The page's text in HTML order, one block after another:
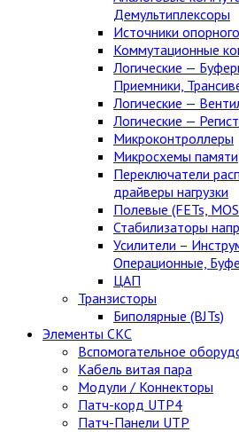
Демультиплексоры
Источники
Коммутационные
Логические —
Приемники,
Логические —
Логические —
Микроконтроллеры
Микросхемы памяти
Переключатели
драйверы нагрузки
Полевые (FETs,
Стабилизаторы
Усилители –
Операционные,
ЦАП
Транзисторы
Биполярные (BJTs)
Элементы СКС
Вспомогательное
Кабель витая пара
Модули / Коннекторы
Патч-корд UTP4
Патч-Панели UTP